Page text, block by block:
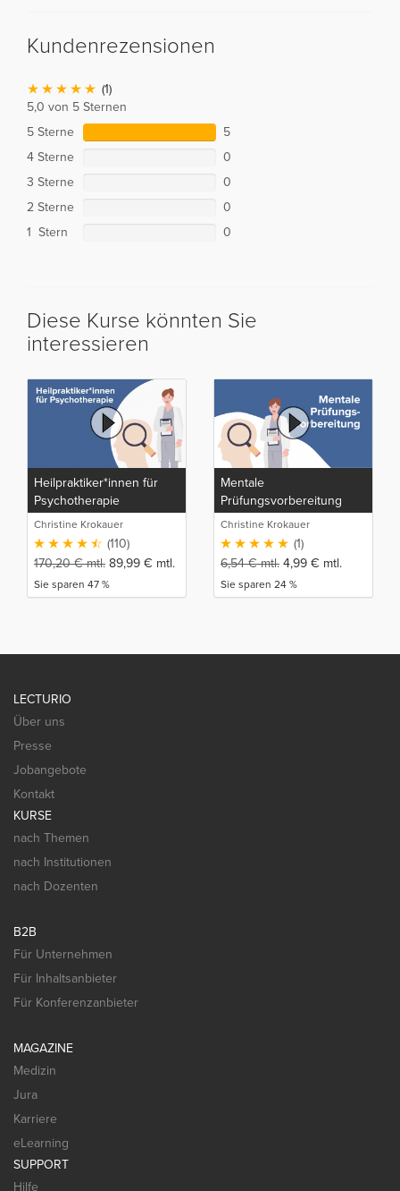
Kundenrezensionen
(1)
5,0 von 5 Sternen
5 Sterne
5
4 Sterne
0
3 Sterne
0
2 Sterne
0
1 Stern
0
Diese Kurse könnten Sie
interessieren
Heilpraktiker*innen für
Psychotherapie
Christine Krokauer
(110)
170,20€mtl. 89,99 € mtl.
Sie sparen 47 %
Mentale
Prüfungsvorbereitung
Christine Krokauer
(1)
6,54€mtl. 4,99 € mtl.
Sie sparen 24 %
LECTURIO
Über uns
Presse
Jobangebote
Kontakt
KURSE
nach Themen
nach Institutionen
nach Dozenten
B2B
Für Unternehmen
Für Inhaltsanbieter
Für Konferenzanbieter
MAGAZINE
Medizin
Jura
Karriere
eLearning
SUPPORT
Hilfe